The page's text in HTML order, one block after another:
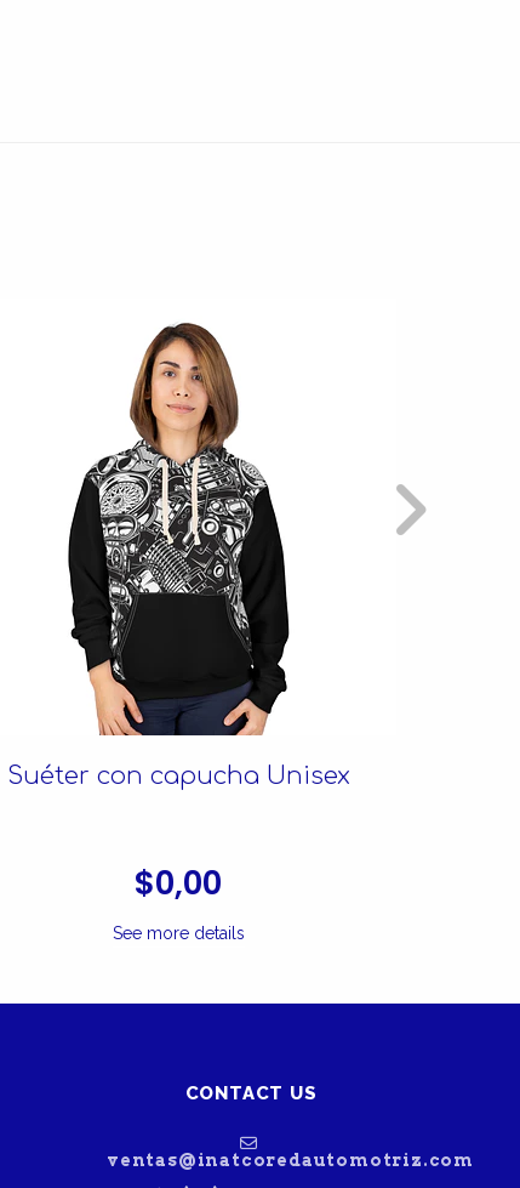
Suéter con capucha Unisex
$0,00
See more details
CONTACT US
ventas@inatcoredautomotriz.com